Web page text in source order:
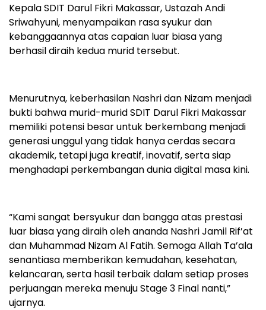
Kepala SDIT Darul Fikri Makassar, Ustazah Andi
Sriwahyuni, menyampaikan rasa syukur dan
kebanggaannya atas capaian luar biasa yang
berhasil diraih kedua murid tersebut.
Menurutnya, keberhasilan Nashri dan Nizam menjadi
bukti bahwa murid-murid SDIT Darul Fikri Makassar
memiliki potensi besar untuk berkembang menjadi
generasi unggul yang tidak hanya cerdas secara
akademik, tetapi juga kreatif, inovatif, serta siap
menghadapi perkembangan dunia digital masa kini.
“Kami sangat bersyukur dan bangga atas prestasi
luar biasa yang diraih oleh ananda Nashri Jamil Rif’at
dan Muhammad Nizam Al Fatih. Semoga Allah Ta’ala
senantiasa memberikan kemudahan, kesehatan,
kelancaran, serta hasil terbaik dalam setiap proses
perjuangan mereka menuju Stage 3 Final nanti,”
ujarnya.